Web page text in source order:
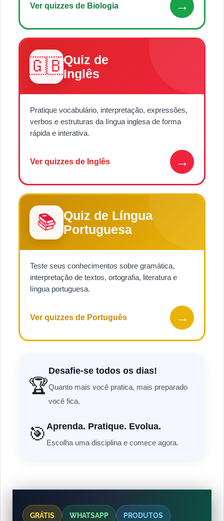
Ver quizzes de Biologia →
🇬🇧Quiz de
Inglês
Pratique vocabulário, interpretação, expressões,
verbos e estruturas da língua inglesa de forma
rápida e interativa.
Ver quizzes de Inglês →
📚
Quiz de Língua
Portuguesa
Teste seus conhecimentos sobre gramática,
interpretação de textos, ortografia, literatura e
língua portuguesa.
Ver quizzes de Português →
🏆
Desafie-se todos os dias!
Quanto mais você pratica, mais preparado
você fica.
🎯 Aprenda. Pratique. Evolua.
Escolha uma disciplina e comece agora.
GRÁTIS WHATSAPP PRODUTOS